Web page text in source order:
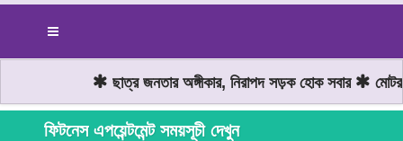
ছাত্র জনতার অঙ্গীকার, নিরাপদ সড়ক হোক সবার
ফিটনেস এপয়েন্টমেন্ট সময়সূচী দেখুন